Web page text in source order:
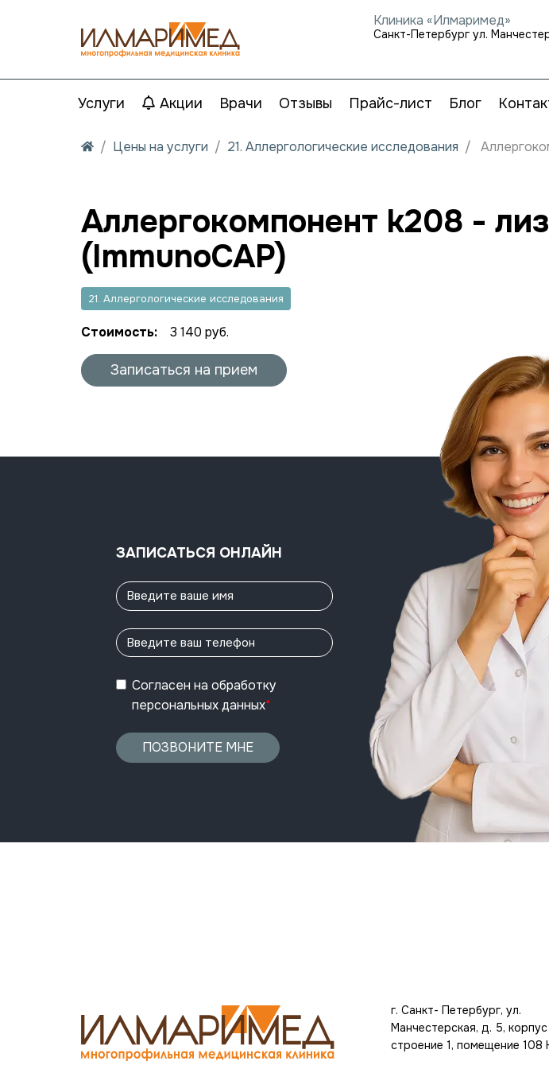
Клиника «Илмаримед»
Санкт-Петербург ул.
Услуги Акции Врачи Отзывы Прайс-лист Блог
Цены на услуги 21. Аллергологические исследования
Аллергокомпонент k208 -
(ImmunoCAP)
21. Аллергологические исследования
Стоимость: 3 140 руб.
Записаться на прием
ЗАПИСАТЬСЯ ОНЛАЙН
Согласен на обработку
персональных данных*
ПОЗВОНИТЕ МНЕ
г. Санкт- Петербург, ул.
Манчестерская, д. 5, корпус
строение 1, помещение 108